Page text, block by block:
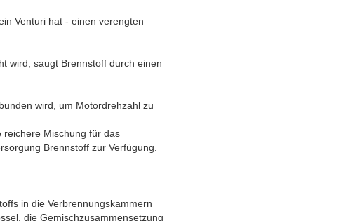
Venturi hat - einen verengten
wird, saugt Brennstoff durch einen
wird, um Motordrehzahl zu
reichere Mischung für das
Brennstoff zur Verfügung.
in die Verbrennungskammern
die Gemischzusammensetzung